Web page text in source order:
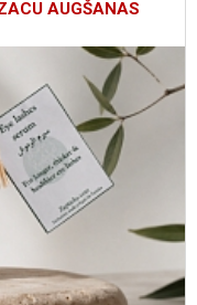
AUGŠANAS